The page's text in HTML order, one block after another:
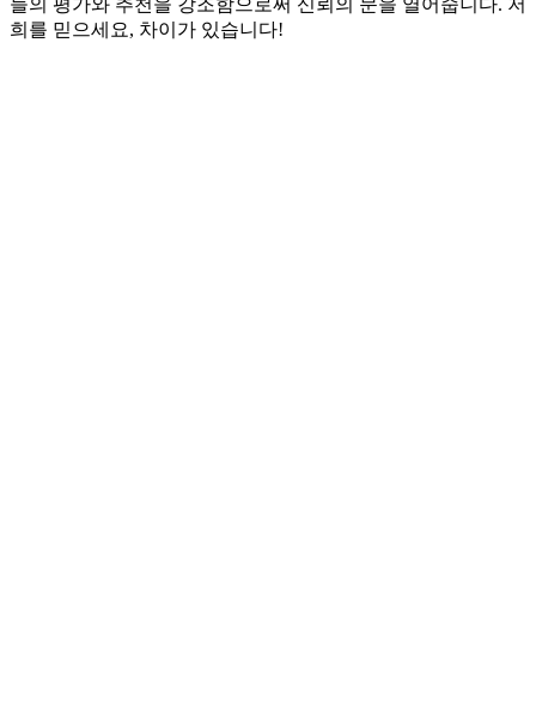
들의 평가와 추천을 강조함으로써 신뢰의 문을 열어줍니다. 저
희를 믿으세요, 차이가 있습니다!